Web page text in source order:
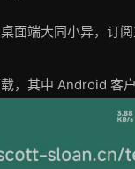
面端大同小异，订
，其中 Android 客户